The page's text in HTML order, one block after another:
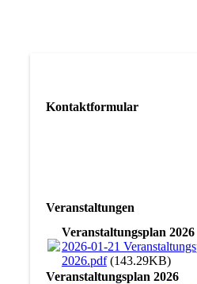
Kontaktformular
Veranstaltungen
Veranstaltungsplan 2026
2026-01-21
2026.pdf(143.29KB)
Veranstaltungsplan 2026